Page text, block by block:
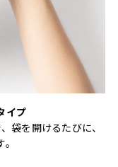
イプ
袋を開けるたびに、